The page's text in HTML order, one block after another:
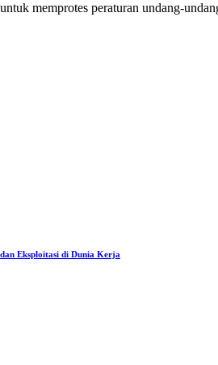
memprotes peraturan undang-
Eksploitasi di Dunia Kerja